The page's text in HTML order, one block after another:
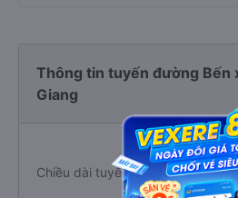
Thông tin tuyến đường Bến
Giang
Chiều dài tuyến đường